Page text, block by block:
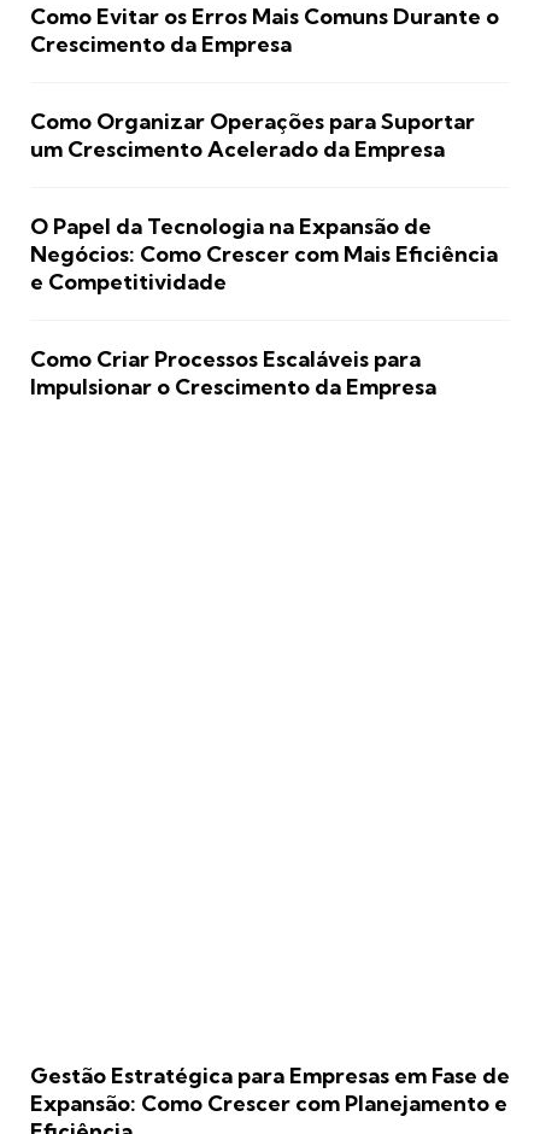
Como Evitar os Erros Mais Comuns Durante o
Crescimento da Empresa
Como Organizar Operações para Suportar
um Crescimento Acelerado da Empresa
O Papel da Tecnologia na Expansão de
Negócios: Como Crescer com Mais Eficiência
e Competitividade
Como Criar Processos Escaláveis para
Impulsionar o Crescimento da Empresa
Gestão Estratégica para Empresas em Fase de
Expansão: Como Crescer com Planejamento e